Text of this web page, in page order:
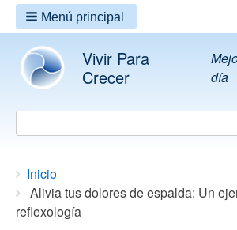
Vivir Para
Crecer
día
Search
Menú principal
Breadcrumbs
You
are
here:
Inicio
Alivia tus dolores de espalda: Un
reflexología